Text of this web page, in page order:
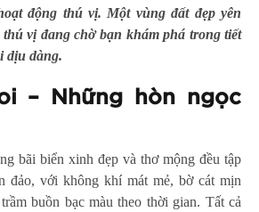
động thú vị. Một vùng đất đẹp yên
vị đang chờ bạn khám phá trong tiết
dịu dàng.
– Những hòn ngọc
bãi biển xinh đẹp và thơ mộng đều tập
đảo, với không khí mát mẻ, bờ cát mịn
buồn bạc màu theo thời gian. Tất cả